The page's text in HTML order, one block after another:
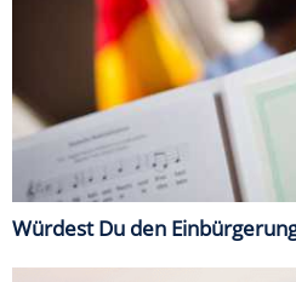
Würdest Du den